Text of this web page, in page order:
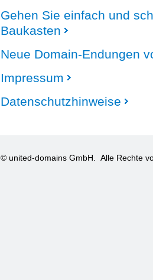
Gehen Sie einfach und
Baukasten
Neue Domain-Endungen
Impressum
Datenschutzhinweise
© united-domains GmbH. Alle Rechte